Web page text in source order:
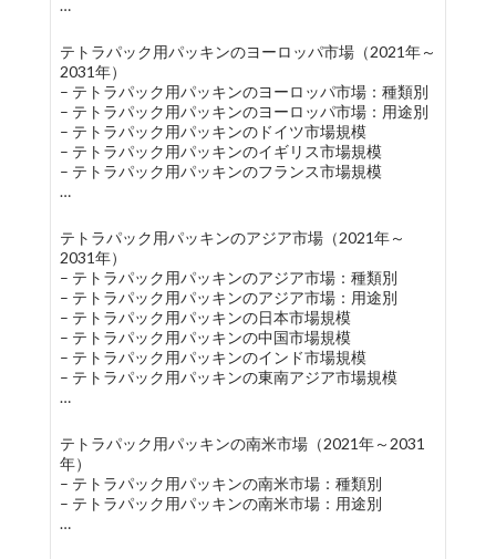
…
テトラパック用パッキンのヨーロッパ市場（2021年～
2031年）
– テトラパック用パッキンのヨーロッパ市場：種類別
– テトラパック用パッキンのヨーロッパ市場：用途別
– テトラパック用パッキンのドイツ市場規模
– テトラパック用パッキンのイギリス市場規模
– テトラパック用パッキンのフランス市場規模
…
テトラパック用パッキンのアジア市場（2021年～
2031年）
– テトラパック用パッキンのアジア市場：種類別
– テトラパック用パッキンのアジア市場：用途別
– テトラパック用パッキンの日本市場規模
– テトラパック用パッキンの中国市場規模
– テトラパック用パッキンのインド市場規模
– テトラパック用パッキンの東南アジア市場規模
…
テトラパック用パッキンの南米市場（2021年～2031
年）
– テトラパック用パッキンの南米市場：種類別
– テトラパック用パッキンの南米市場：用途別
…